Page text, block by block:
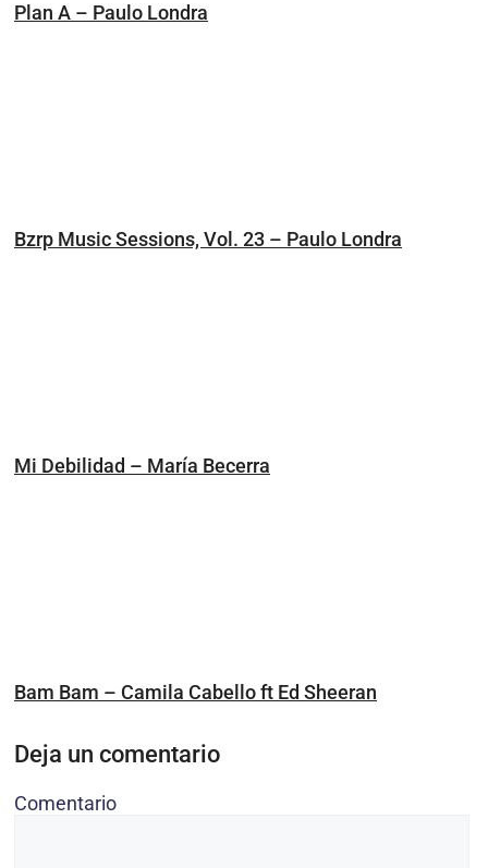
Plan A – Paulo Londra
Bzrp Music Sessions, Vol. 23 – Paulo Londra
Mi Debilidad – María Becerra
Bam Bam – Camila Cabello ft Ed Sheeran
Deja un comentario
Comentario